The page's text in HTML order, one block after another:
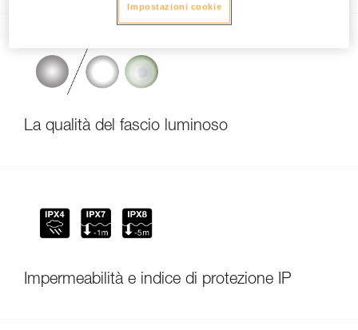
La qualità del fascio luminoso
Impermeabilità e indice di protezione IP
Impostazioni cookie